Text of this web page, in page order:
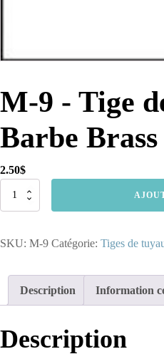
M-9 - Tige
Barbe Brass
2.50$
quantité
-
Tuyau
SKU: M-9 Catégorie: Tiges de
Description Information
Description